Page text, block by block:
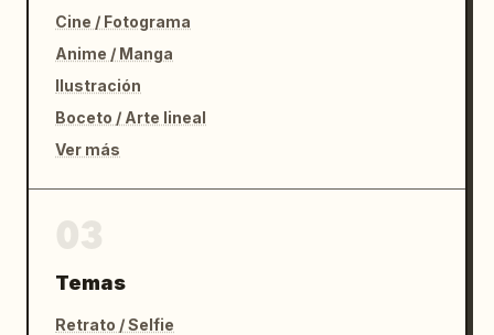
Cine / Fotograma
Anime / Manga
Ilustración
Boceto / Arte lineal
Ver más
Temas
Retrato / Selfie